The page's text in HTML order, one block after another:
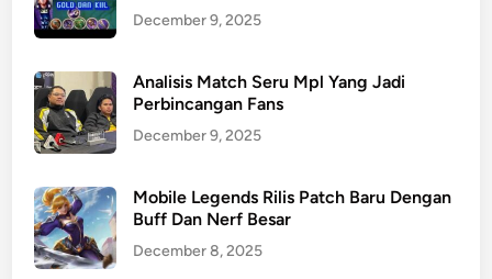
December 9, 2025
Analisis Match Seru Mpl Yang Jadi
Perbincangan Fans
December 9, 2025
Mobile Legends Rilis Patch Baru Dengan
Buff Dan Nerf Besar
December 8, 2025